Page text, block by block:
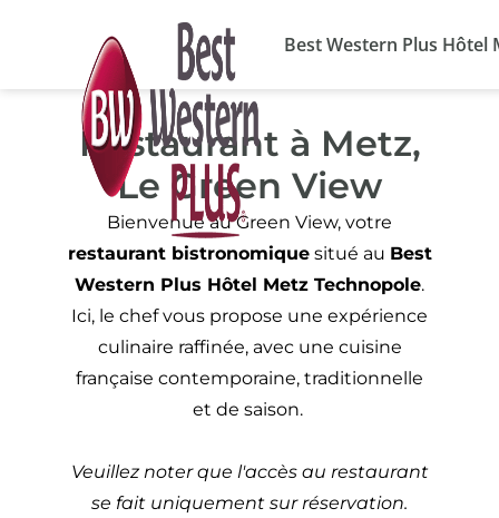
Best Western Plus Hôtel
Restaurant à Metz,
Le Green View
Bienvenue au Green View, votre
restaurant bistronomiquesitué au Best
Western Plus Hôtel Metz Technopole.
Ici, le chef vous propose une expérience
culinaire raffinée, avec une cuisine
française contemporaine, traditionnelle
et de saison.
Veuillez noter que l'accès au restaurant
se fait uniquement sur réservation.